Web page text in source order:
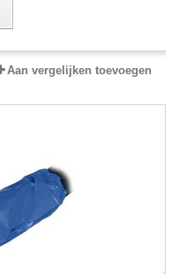
Aan vergelijken toevoegen